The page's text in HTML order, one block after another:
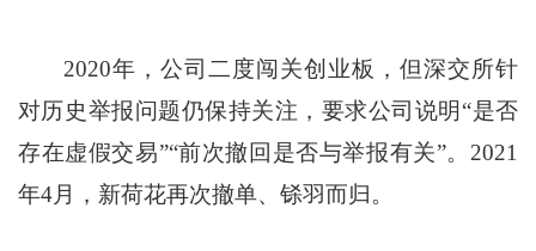
2020年，公司二度闯关创业板，但深交所针
对历史举报问题仍保持关注，要求公司说明“是否
存在虚假交易”“前次撤回是否与举报有关”。2021
年4月，新荷花再次撤单、铩羽而归。